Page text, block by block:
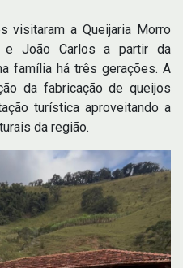
visitaram a Queijaria Morro
e João Carlos a partir da
família há três gerações. A
da fabricação de queijos
turística aproveitando a
da região.